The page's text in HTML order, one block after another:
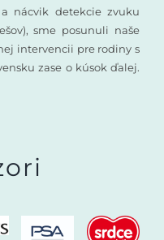
nácvik detekcie zvuku
sme posunuli naše
intervencii pre rodiny s
zase o kúsok ďalej.